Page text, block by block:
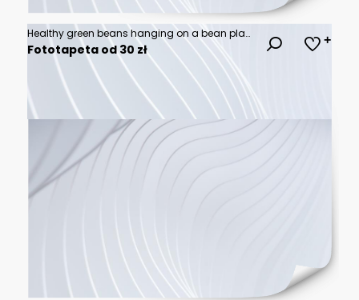
Healthy green beans hanging on a bean plant in kitchen garden on a crop bed
Fototapeta od 30 zł